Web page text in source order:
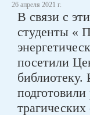
26 апреля 2021 г.
В связи с
студенты «
посетили
библиотеку.